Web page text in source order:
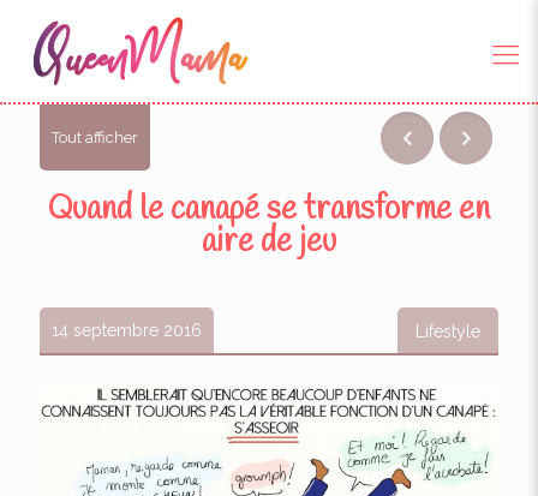
Tout afficher
Quand le canapé se transforme en
aire de jeu
14 septembre 2016 Lifestyle